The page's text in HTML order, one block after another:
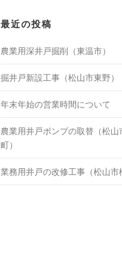
リ
ー
最近の投稿
農業用深井戸掘削（東温市）
掘井戸新設工事（松山市東野）
年末年始の営業時間について
農業用井戸ポンプの取替（松山
町）
業務用井戸の改修工事（松山市